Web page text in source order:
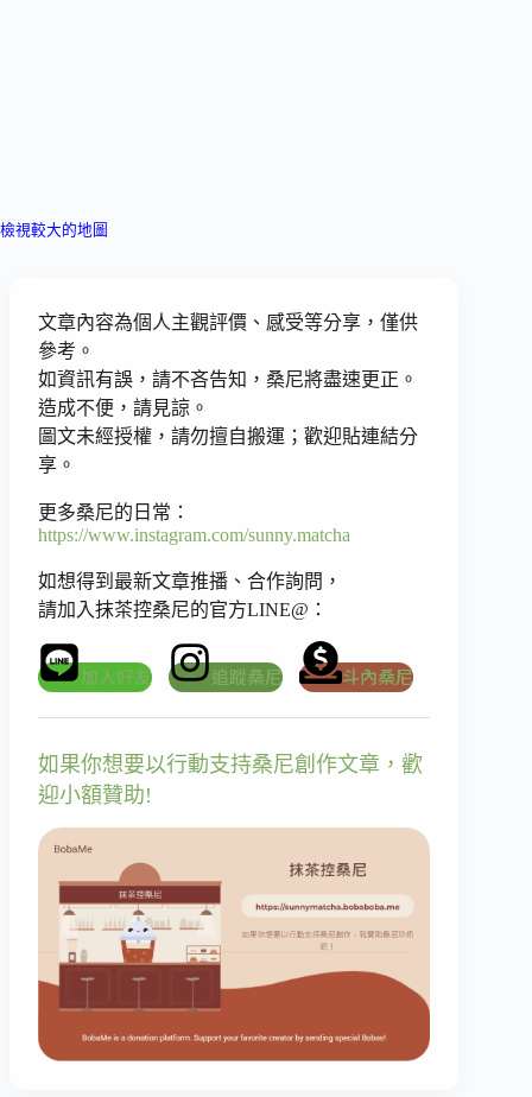
檢視較大的地圖
文章內容為個人主觀評價、感受等分享，僅供
參考。
如資訊有誤，請不吝告知，桑尼將盡速更正。
造成不便，請見諒。
圖文未經授權，請勿擅自搬運；歡迎貼連結分
享。
更多桑尼的日常：
https://www.instagram.com/sunny.matcha
如想得到最新文章推播、合作詢問，
請加入抹茶控桑尼的官方LINE@：
加入好友 追蹤桑尼 斗內桑尼
如果你想要以行動支持桑尼創作文章，歡
迎小額贊助!